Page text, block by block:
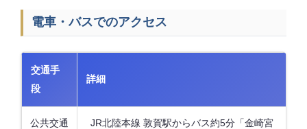
電車・バスでのアクセス
交通手
段
詳細
公共交通
JR北陸本線 敦賀駅からバス約5分「金崎宮